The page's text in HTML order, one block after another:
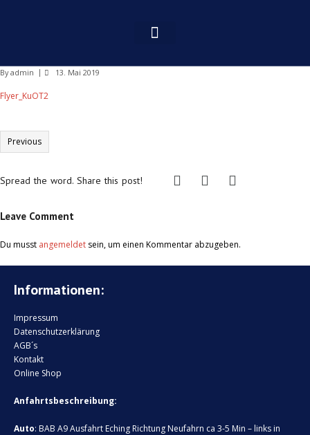
Byadmin 13. Mai 2019
Flyer_KuOT2
Previous
Spread the word. Share this post!
Leave Comment
Du musst angemeldet sein, um einen Kommentar abzugeben.
Informationen:
Impressum
Datenschutzerklärung
AGB´s
Kontakt
Online Shop
Anfahrtsbeschreibung:
Auto: BAB A9 Ausfahrt Eching Richtung Neufahrn ca 3-5 Min – links in